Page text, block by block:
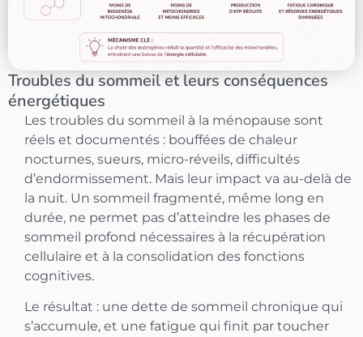
Troubles du sommeil et leurs conséquences
énergétiques
Les troubles du sommeil à la ménopause sont
réels et documentés : bouffées de chaleur
nocturnes, sueurs, micro-réveils, difficultés
d’endormissement. Mais leur impact va au-delà de
la nuit. Un sommeil fragmenté, même long en
durée, ne permet pas d’atteindre les phases de
sommeil profond nécessaires à la récupération
cellulaire et à la consolidation des fonctions
cognitives.
Le résultat : une dette de sommeil chronique qui
s’accumule, et une fatigue qui finit par toucher